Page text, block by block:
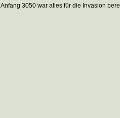
Anfang 3050 war alles für die Invasion